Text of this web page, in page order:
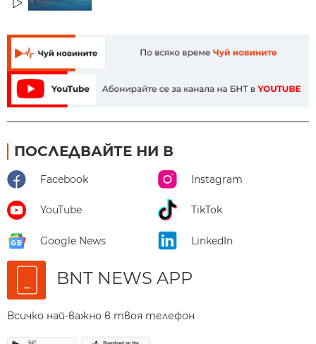
ПОСЛЕДВАЙТЕ НИ В
Facebook Instagram
YouTube TikTok
Google News LinkedIn
BNT NEWS APP
Всичко най-важно в твоя телефон